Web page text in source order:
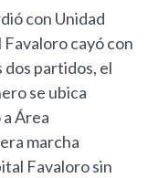
con Unidad
cayó con
partidos, el
se ubica
Área
marcha
Favaloro sin